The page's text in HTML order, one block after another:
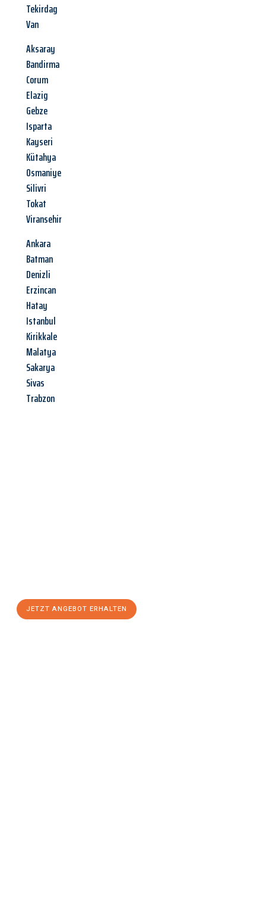
Tekirdag
Van
Aksaray
Bandirma
Corum
Elazig
Gebze
Isparta
Kayseri
Kütahya
Osmaniye
Silivri
Tokat
Viransehir
Ankara
Batman
Denizli
Erzincan
Hatay
Istanbul
Kirikkale
Malatya
Sakarya
Sivas
Trabzon
JETZT ANGEBOT ERHALTEN